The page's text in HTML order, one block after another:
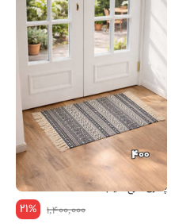
پادری طرح گلیم
1,400,000
21%